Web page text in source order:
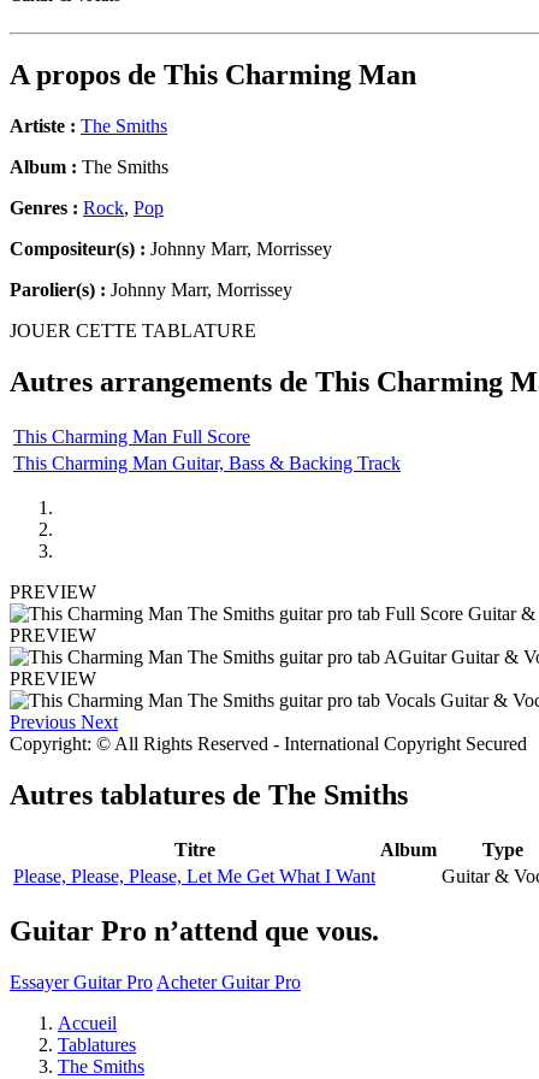
A propos de This Charming Man
Artiste : The Smiths
Album : The Smiths
Genres : Rock, Pop
Compositeur(s) : Johnny Marr, Morrissey
Parolier(s) : Johnny Marr, Morrissey
JOUER CETTE TABLATURE
Autres arrangements de This Charming
This Charming Man Full Score
This Charming Man Guitar, Bass & Backing Track
PREVIEW
PREVIEW
PREVIEW
Previous Next
Copyright: © All Rights Reserved - International Copyright Secured
Autres tablatures de The Smiths
Titre Album
Type
Please, Please, Please, Let Me Get What I Want
Guitar &
Guitar Pro n’attend que vous.
Essayer Guitar Pro Acheter Guitar Pro
Accueil
Tablatures
The Smiths